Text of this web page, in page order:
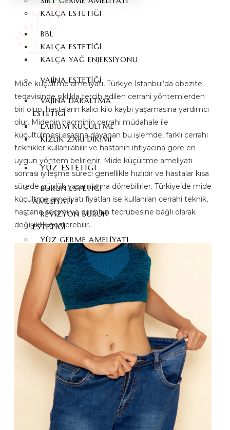
KALÇA ESTETIĞI
BBL
KALÇA ESTETIĞI
KALÇA YAĞ ENJEKSIYONU
VAJINA ESTETIĞI
VAJINA DARALTMA
ESTETIĞI
LABIUM KÜÇÜLTME
KIZLIK ZARI DIKIMI
YÜZ ESTETIĞI
BURUN ESTETIĞI
AMELIYATI
REVIZYON BURUN
ESTETIĞI
YÜZ GERME AMELIYATI
ALIN DARALTMA
PIEZO BURUN AMELIYATI
FOX EYES
GÖZ KAPAĞI ESTETIĞI
BIŞEKTOMI
BURUN UCU KALDIRMA
MEZOTERAPI
KEPÇE KULAK ESTETIĞI
YÜZ YAĞ ENJEKSIYONU
ALIN GERME ESTETIĞI
KAŞ KALDIRMA
SAÇ EKIMI
SAÇ EKIMI
Mide küçültme ameliyatı, Türkiye İstanbul’da obezite
tedavisinde sıklıkla tercih edilen cerrahi yöntemlerden
biri olup, hastaların kalıcı kilo kaybı yaşamasına yardımcı
olur. Midenin hacminin cerrahi müdahale ile
küçültülmesi esasına dayanan bu işlemde, farklı cerrahi
teknikler kullanılabilir ve hastanın ihtiyacına göre en
uygun yöntem belirlenir. Mide küçültme ameliyatı
sonrası iyileşme süreci genellikle hızlıdır ve hastalar kısa
sürede günlük yaşamlarına dönebilirler. Türkiye’de mide
küçültme ameliyatı fiyatları ise kullanılan cerrahi teknik,
hastane seçimi ve cerrahın tecrübesine bağlı olarak
değişiklik gösterebilir.